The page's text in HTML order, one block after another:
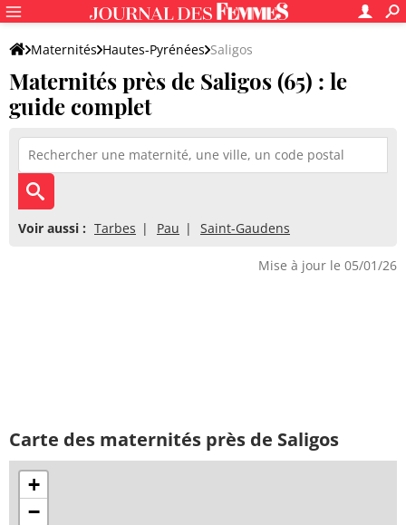
Maternités Hautes-Pyrénées Saligos
Maternités près de Saligos (65) : le
guide complet
Voir aussi : Tarbes Pau Saint-Gaudens
Mise à jour le 05/01/26
Carte des maternités près de Saligos
+
−